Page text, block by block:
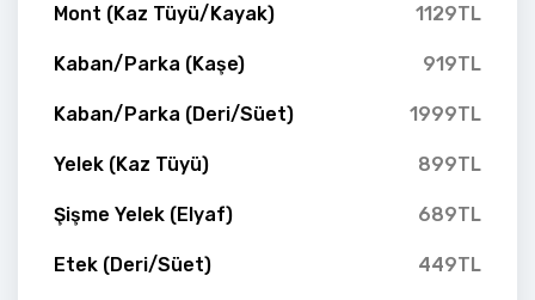
Mont (Kaz Tüyü/Kayak) 1129TL
Kaban/Parka (Kaşe) 919TL
Kaban/Parka (Deri/Süet) 1999TL
Yelek (Kaz Tüyü) 899TL
Şişme Yelek (Elyaf) 689TL
Etek (Deri/Süet) 449TL